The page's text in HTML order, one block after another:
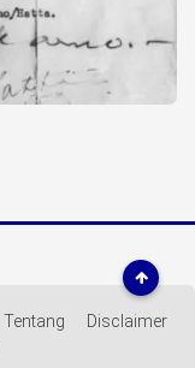
Tentang
Disclaimer